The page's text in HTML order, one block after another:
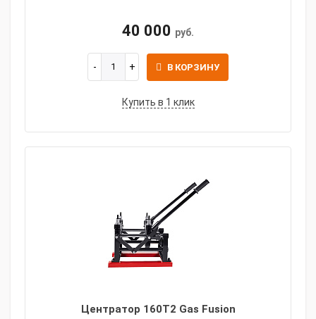
40 000 руб.
В КОРЗИНУ
Купить в 1 клик
Центратор 160T2 Gas Fusion